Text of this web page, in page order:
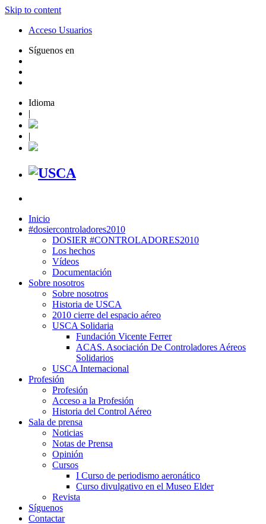
Skip to content
Acceso Usuarios
Síguenos en
Idioma
|
|
Inicio
#dosiercontroladores2010
DOSIER #CONTROLADORES2010
Los hechos
Vídeos
Documentación
Sobre nosotros
Sobre nosotros
Historia de USCA
2010 cierre del espacio aéreo
USCA Solidaria
Fundación Vicente Ferrer
ACAS. Asociación De Controladores Aéreos
Solidarios
USCA Internacional
Profesión
Profesión
Acceso a la Profesión
Historia del Control Aéreo
Sala de prensa
Noticias
Notas de Prensa
Opinión
Cursos
I Curso de periodismo aeronático
Curso divulgativo en el Museo Elder
Revista
Síguenos
Contactar